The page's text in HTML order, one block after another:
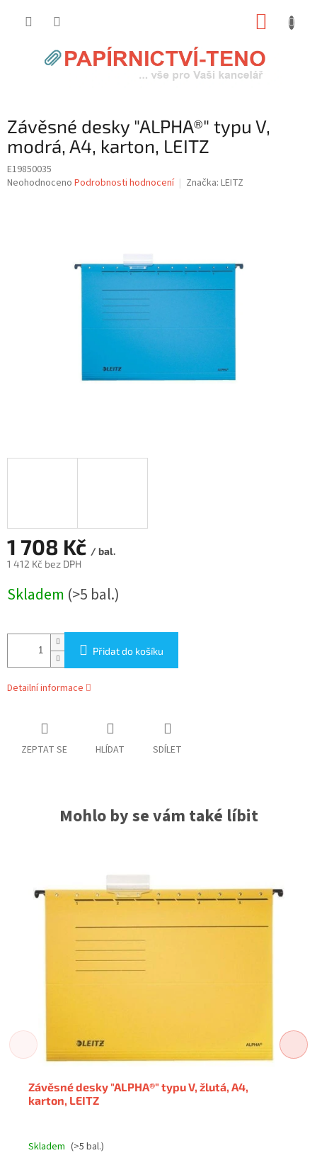
Závěsné desky "ALPHA®" typu V,
modrá, A4, karton, LEITZ
E19850035
Průměrné
Neohodnoceno Podrobnosti hodnocení Značka: LEITZ
1 708 Kč / bal.
1 412 Kč bez DPH
cena:
Skladem (>5 bal.)
Přidat do košíku
Detailní informace
ZEPTAT SE HLÍDAT SDÍLET
Mohlo by se vám také líbit
Závěsné desky "ALPHA®" typu V, žlutá, A4,
karton, LEITZ
Skladem (>5 bal.)